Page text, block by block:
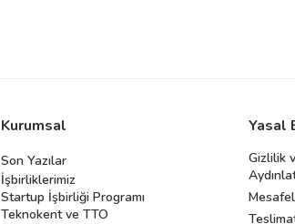
Kurumsal
Son Yazılar
İşbirliklerimiz
Startup İşbirliği Programı
Teknokent ve TTO
Yasal
Gizlilik